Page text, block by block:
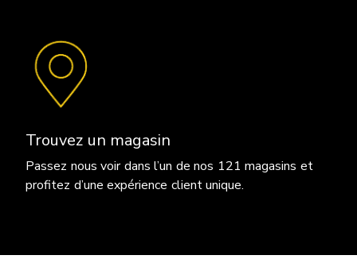
Trouvez un magasin
Passez nous voir dans l’un de nos 121 magasins et
profitez d’une expérience client unique.